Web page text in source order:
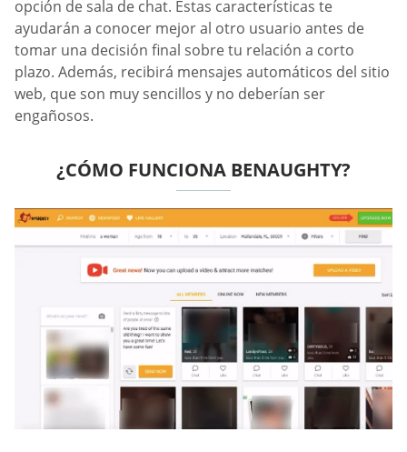
opción de sala de chat. Estas características te
ayudarán a conocer mejor al otro usuario antes de
tomar una decisión final sobre tu relación a corto
plazo. Además, recibirá mensajes automáticos del sitio
web, que son muy sencillos y no deberían ser
engañosos.
¿CÓMO FUNCIONA BENAUGHTY?